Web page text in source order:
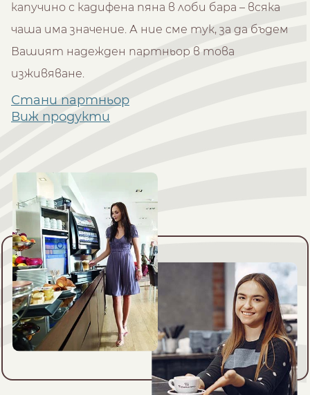
капучино с кадифена пяна в лоби бара – всяка
чаша има значение. А ние сме тук, за да бъдем
Вашият надежден партньор в това
изживяване.
Стани партньор
Виж продукти